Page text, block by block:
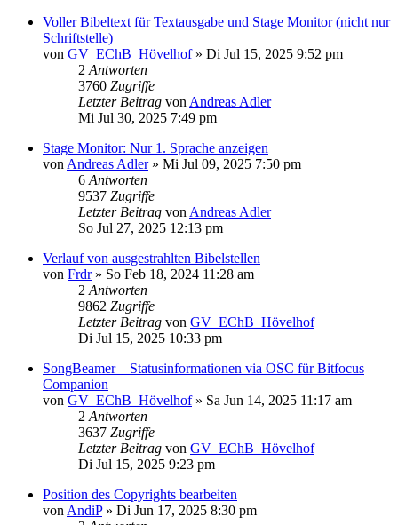
Voller Bibeltext für Textausgabe und Stage Monitor (nicht nur
Schriftstelle)
von GV_EChB_Hövelhof» Di Jul 15, 2025 9:52 pm
2 Antworten
3760 Zugriffe
Letzter Beitrag von Andreas Adler
Mi Jul 30, 2025 7:49 pm
Stage Monitor: Nur 1. Sprache anzeigen
von Andreas Adler» Mi Jul 09, 2025 7:50 pm
6 Antworten
9537 Zugriffe
Letzter Beitrag von Andreas Adler
So Jul 27, 2025 12:13 pm
Verlauf von ausgestrahlten Bibelstellen
von Frdr» So Feb 18, 2024 11:28 am
2 Antworten
9862 Zugriffe
Letzter Beitrag von GV_EChB_Hövelhof
Di Jul 15, 2025 10:33 pm
SongBeamer – Statusinformationen via OSC für Bitfocus
Companion
von GV_EChB_Hövelhof» Sa Jun 14, 2025 11:17 am
2 Antworten
3637 Zugriffe
Letzter Beitrag von GV_EChB_Hövelhof
Di Jul 15, 2025 9:23 pm
Position des Copyrights bearbeiten
von AndiP» Di Jun 17, 2025 8:30 pm